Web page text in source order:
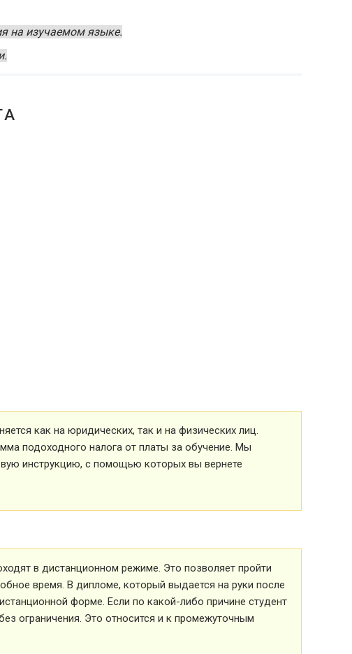
на изучаемом языке.
как на юридических, так и на физических лиц.
подоходного налога от платы за обучение. Мы
инструкцию, с помощью которых вы вернете
в дистанционном режиме. Это позволяет пройти
время. В дипломе, который выдается на руки после
форме. Если по какой-либо причине студент
ограничения. Это относится и к промежуточным